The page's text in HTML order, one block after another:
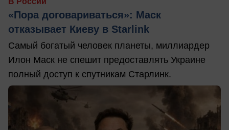
«Пора договариваться»: Маск
отказывает Киеву в Starlink
Самый богатый человек планеты, миллиардер
Илон Маск не спешит предоставлять Украине
полный доступ к спутникам Старлинк.